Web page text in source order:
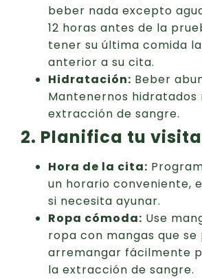
beber nada excepto
12 horas antes de la
tener su última comida
anterior a su cita.
Hidratación: Beber
Mantenernos
extracción de sangre.
2. Planifica tu visita
Hora de la cita:
un horario conveniente,
si necesita ayunar.
Ropa cómoda: Use
ropa con mangas que se
arremangar fácilmente
la extracción de sangre.